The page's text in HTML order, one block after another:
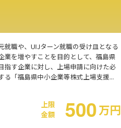
就職や、UIJターン就職の受け皿となる
業を増やすことを目的として、福島県
指す企業に対し、上場申請に向けた必
る「福島県中小企業等株式上場支援...
上限
金額
500万円